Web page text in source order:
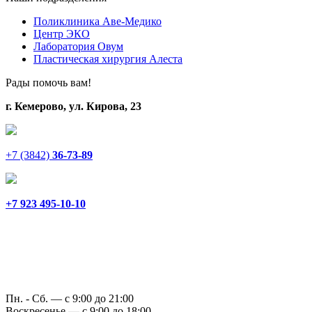
Поликлиника Аве-Медико
Центр ЭКО
Лаборатория Овум
Пластическая хирургия Алеста
Рады помочь вам!
г. Кемерово, ул. Кирова, 23
+7 (3842) 36-73-89
+7 923 495-10-10
Пн. - Сб. — с 9:00 до 21:00